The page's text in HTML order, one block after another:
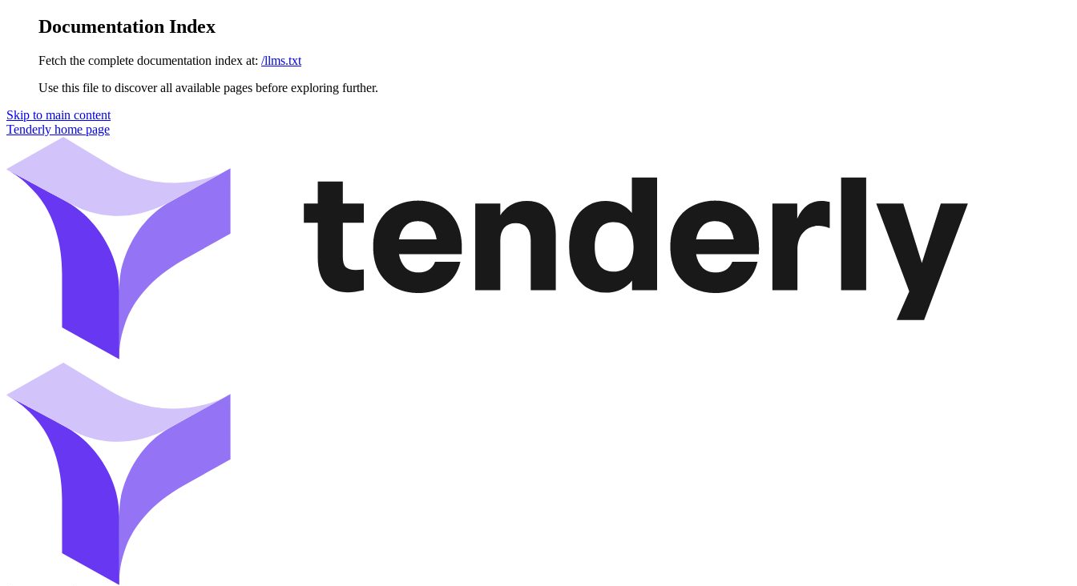
Documentation Index
Fetch the complete documentation index at: /llms.txt
Use this file to discover all available pages before exploring further.
Skip to main content
Tenderly home page